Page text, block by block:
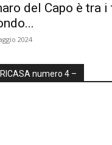
del Capo è tra i
2024
numero 4 –